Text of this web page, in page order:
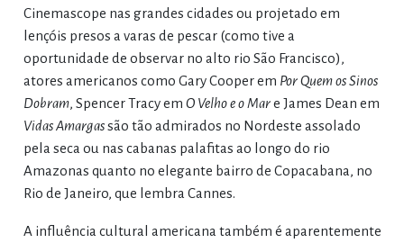
Cinemascope nas grandes cidades ou projetado em
lençóis presos a varas de pescar (como tive a
oportunidade de observar no alto rio São Francisco),
atores americanos como Gary Cooper em Por Quem os Sinos
Dobram, Spencer Tracy em O Velho e o Mare James Dean em
Vidas Amargassão tão admirados no Nordeste assolado
pela seca ou nas cabanas palafitas ao longo do rio
Amazonas quanto no elegante bairro de Copacabana, no
Rio de Janeiro, que lembra Cannes.
A influência cultural americana também é aparentemente